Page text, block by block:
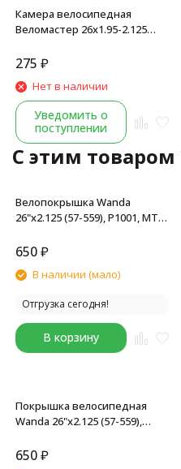
Камера велосипедная
Веломастер 26x1.95-2.125
SEYOUN, в торг. упаковке,
275 ₽
Нет в наличии
Уведомить о
поступлении
C этим
Велопокрышка Wanda
26"х2.125 (57-559), P1001, MTB,
650₽
В наличии (мало)
Отгрузка сегодня!
В корзину
Покрышка велосипедная
Wanda 26"х2.125 (57-559),
650₽